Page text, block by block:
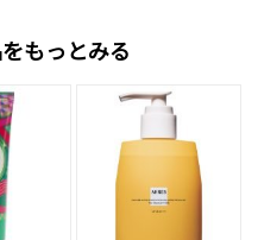
もっとみる